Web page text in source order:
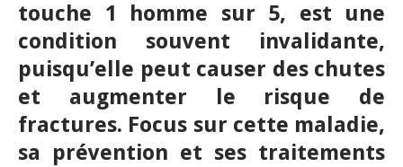
touche 1 homme sur 5, est une
condition souvent invalidante,
puisqu’elle peut causer des chutes
et augmenter le risque de
fractures. Focus sur cette maladie,
sa prévention et ses traitements